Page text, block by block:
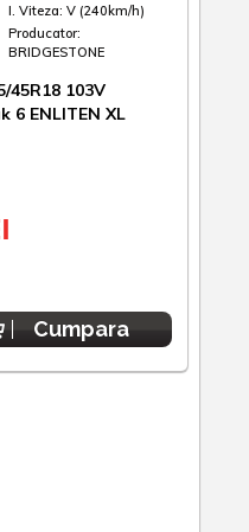
I. Viteza:V (240km/h)
Producator:
BRIDGESTONE
45R18 103V
6 ENLITEN XL
Cumpara